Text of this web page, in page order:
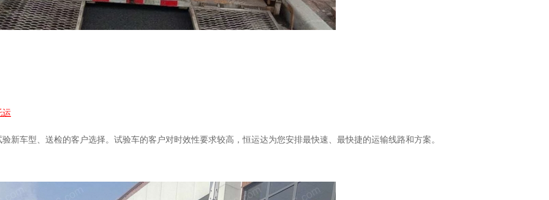
运
新车型、送检的客户选择。试验车的客户对时效性要求较高，恒运达为您安排最快速、最快捷的运输线路和方案。